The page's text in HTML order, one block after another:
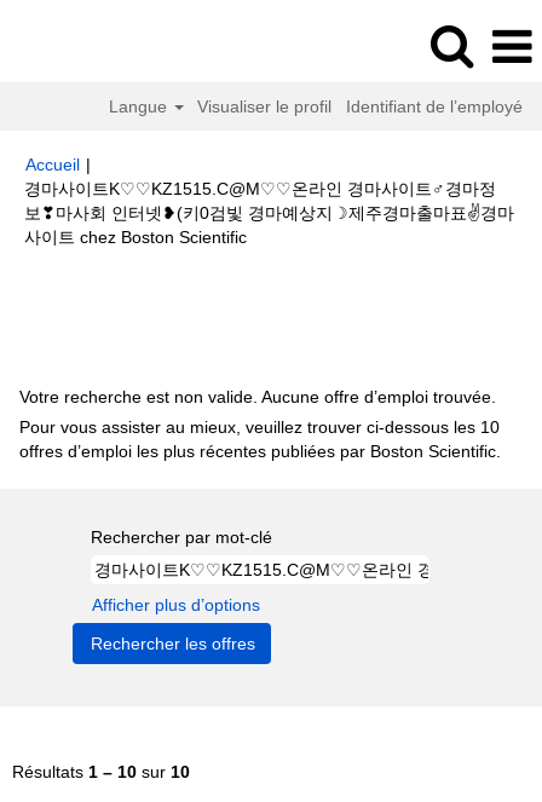
Langue Visualiser le profil Identifiant de l’employé
Accueil |
경마사이트K♡♡KZ1515.C@M♡♡온라인 경마사이트♂경마정
보❣마사회 인터넷❥(키0검빛 경마예상지☽제주경마출마표✌경마
사이트 chez Boston Scientific(page
Votre recherche est non valide. Aucune offre d’emploi trouvée.
Pour vous assister au mieux, veuillez trouver ci-dessous les 10
offres d’emploi les plus récentes publiées par Boston Scientific.
Rechercher par mot-clé
Afficher plus d’options
Résultats 1 – 10 sur 10